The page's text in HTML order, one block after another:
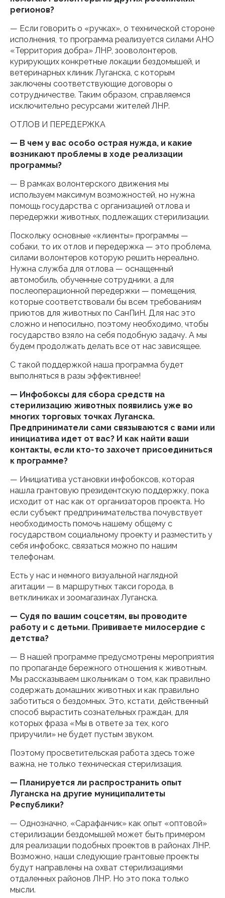
регионов?
— Если говорить о «ручках», о технической стороне
исполнения, то программа реализуется силами АНО
«Территория добра» ЛНР, зооволонтеров,
курирующих конкретные локации бездомышей, и
ветеринарных клиник Луганска, с которым
заключены соответствующие договоры о
сотрудничестве. Таким образом, справляемся
исключительно ресурсами жителей ЛНР.
ОТЛОВ И ПЕРЕДЕРЖКА
— В чем у вас особо острая нужда, и какие
возникают проблемы в ходе реализации
программы?
— В рамках волонтерского движения мы
используем максимум возможностей, но нужна
помощь государства с организацией отлова и
передержки животных, подлежащих стерилизации.
Поскольку основные «клиенты» программы —
собаки, то их отлов и передержка — это проблема,
силами волонтеров которую решить нереально.
Нужна служба для отлова — оснащенный
автомобиль, обученные сотрудники, а для
послеоперационной передержки — помещения,
которые соответствовали бы всем требованиям
приютов для животных по СанПиН. Для нас это
сложно и непосильно, поэтому необходимо, чтобы
государство взяло на себя подобную задачу. А мы
будем продолжать делать все от нас зависящее.
С такой поддержкой наша программа будет
выполняться в разы эффективнее!
— Инфобоксы для сбора средств на
стерилизацию животных появились уже во
многих торговых точках Луганска.
Предприниматели сами связываются с вами или
инициатива идет от вас? И как найти ваши
контакты, если кто-то захочет присоединиться
к программе?
— Инициатива установки инфобоксов, которая
нашла грантовую президентскую поддержку, пока
исходит от нас как от организаторов проекта. Но
если субъект предпринимательства почувствует
необходимость помочь нашему общему с
государством социальному проекту и разместить у
себя инфобокс, связаться можно по нашим
телефонам.
Есть у нас и немного визуальной наглядной
агитации — в маршрутных такси города, в
ветклиниках и зоомагазинах Луганска.
— Судя по вашим соцсетям, вы проводите
работу и с детьми. Прививаете милосердие с
детства?
— В нашей программе предусмотрены мероприятия
по пропаганде бережного отношения к животным.
Мы рассказываем школьникам о том, как правильно
содержать домашних животных и как правильно
заботиться о бездомных. Это, кстати, действенный
способ вырастить сознательных граждан, для
которых фраза «Мы в ответе за тех, кого
приручили» не будет пустым звуком.
Поэтому просветительская работа здесь тоже
важна, не только техническая стерилизация.
— Планируется ли распространить опыт
Луганска на другие муниципалитеты
Республики?
— Однозначно, «Сарафанчик» как опыт «оптовой»
стерилизации бездомышей может быть примером
для реализации подобных проектов в районах ЛНР.
Возможно, наши следующие грантовые проекты
будут направлены на охват стерилизациями
отдаленных районов ЛНР. Но это пока только
мысли.